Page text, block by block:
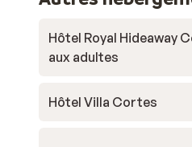
Hôtel Royal Hideaway
aux adultes
Hôtel Villa Cortes